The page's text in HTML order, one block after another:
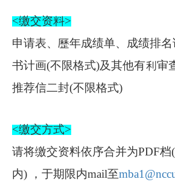
<缴交资料>
申请表、歷年成绩单、成绩排
书计画(不限格式)及其他有利审
推荐信二封(不限格式)
<缴交方式>
请将缴交资料依序合并为PDF
内) ，于期限内mail至